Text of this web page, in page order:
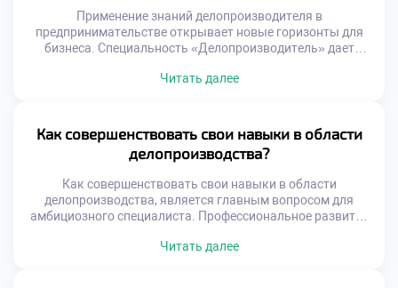
Применение знаний делопроизводителя в
предпринимательстве открывает новые горизонты для
бизнеса. Специальность «Делопроизводитель» дает
делом. Системный подход к документам становится
старта своего проекта. Образование формирует навыки,
необходимые каждому начинающему бизнесмену.
Грамотное оформление бумаг защищает от юридических
Читать далее
Как совершенствовать свои навыки в области
делопроизводства?
Как совершенствовать свои навыки в области
делопроизводства, является главным вопросом для
амбициозного специалиста. Профессиональное развитие
Современная офисная среда требует постоянной
Читать далее